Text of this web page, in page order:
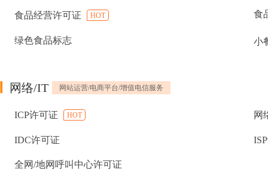
食品经营许可证 HOT 食
绿色食品标志 小
网络/IT 网站运营/电商平台/增值电信服务
ICP许可证 HOT 网
IDC许可证
全网/地网呼叫中心许可证